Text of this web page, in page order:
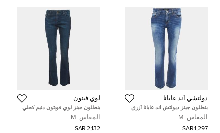
دولتشي أند غابانا
بنطلون جينز ديولتش أند غابانا أزرق
ضيق خصر بقصة ضيقة للبنات مقاس
وسط 30 بوصة
المقاس: M
1,297 SAR
لوي فيتون
بنطلون جينز لوي فويتون دنيم كحلي
ضيق مقاس وسط 30 بوصة
المقاس: M
2,132 SAR